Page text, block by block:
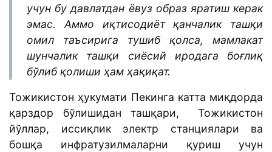
учун бу давлатдан ёвуз образ яратиш керак
эмас. Аммо иқтисодиёт қанчалик ташқи
омил таъсирига тушиб қолса, мамлакат
шунчалик ташқи сиёсий иродага боғлиқ
бўлиб қолиши ҳам ҳақиқат.
Тожикистон ҳукумати Пекинга катта миқдорда
қарздор бўлишидан ташқари, Тожикистон
йўллар, иссиқлик электр станциялари ва
бошқа инфратузилмаларни қуриш учун